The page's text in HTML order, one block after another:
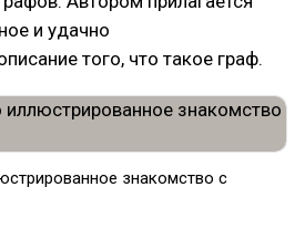
и удачно
того, что такое граф.
знакомство с